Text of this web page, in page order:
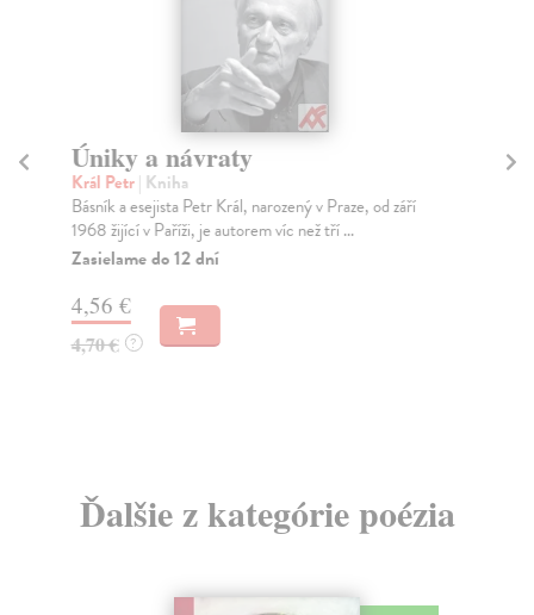
Úniky a návraty
Král Petr| Kniha
Básník a esejista Petr Král, narozený v Praze, od září
1968 žijící v Paříži, je autorem víc než tří ...
Zasielame do 12 dní
4,56 €
4,70 € ?
Ďalšie z kategórie poézia